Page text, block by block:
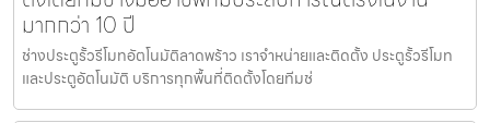
มากกว่า 10 ปี
ช่างประตูรั้วรีโมทอัตโนมัติลาดพร้าว เราจำหน่ายและติดตั้ง ประตูรั้วรีโมท
และประตูอัตโนมัติ บริการทุกพื้นที่ติดตั้งโดยทีมช่